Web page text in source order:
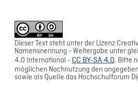
Dieser Text steht unter der Lizenz
Namensnennung - Weitergabe unter
4.0 International - CC BY-SA 4.0. Bitte
möglichen Nachnutzung den
sowie als Quelle das Hochschulforum